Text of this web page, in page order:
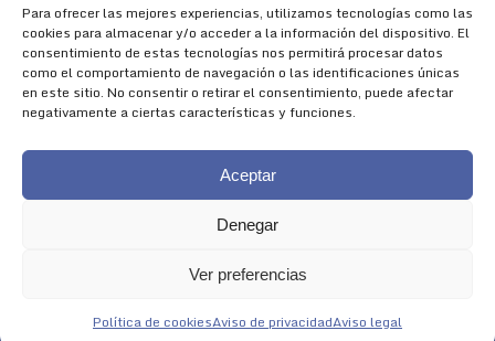
Para ofrecer las mejores experiencias, utilizamos tecnologías como las
cookies para almacenar y/o acceder a la información del dispositivo. El
consentimiento de estas tecnologías nos permitirá procesar datos
como el comportamiento de navegación o las identificaciones únicas
en este sitio. No consentir o retirar el consentimiento, puede afectar
negativamente a ciertas características y funciones.
Aceptar
Denegar
Ver preferencias
Política de cookiesAviso de privacidadAviso legal
TREK
SÍGUENOS
Encuéntranos en:
Facebook
page
YouTube
page
Instagram
page
Aviso Legal|Política de Cookies